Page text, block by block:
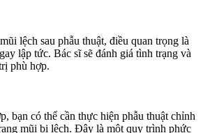
lệch sau phẫu thuật, điều quan trọng là
lập tức. Bác sĩ sẽ đánh giá tình trạng và
phù hợp.
bạn có thể cần thực hiện phẫu thuật chỉnh
mũi bị lệch. Đây là một quy trình phức